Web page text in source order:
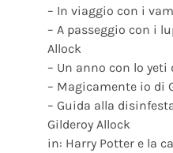
– In viaggio con i
– A passeggio con i
Allock
– Un anno con lo yeti
– Magicamente io di
– Guida alla
Gilderoy Allock
in: Harry Potter e la